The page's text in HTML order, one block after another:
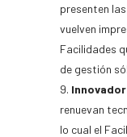
presenten
vuelven
Facilidades
de gestión
Innovador
renuevan
lo cual el